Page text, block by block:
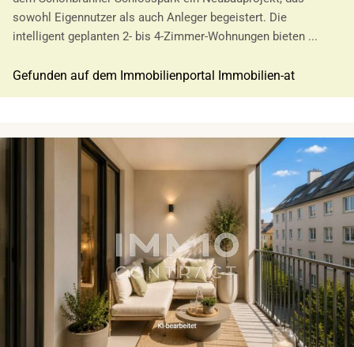
sowohl Eigennutzer als auch Anleger begeistert. Die
intelligent geplanten 2- bis 4-Zimmer-Wohnungen bieten ...
Gefunden auf dem Immobilienportal Immobilien-at